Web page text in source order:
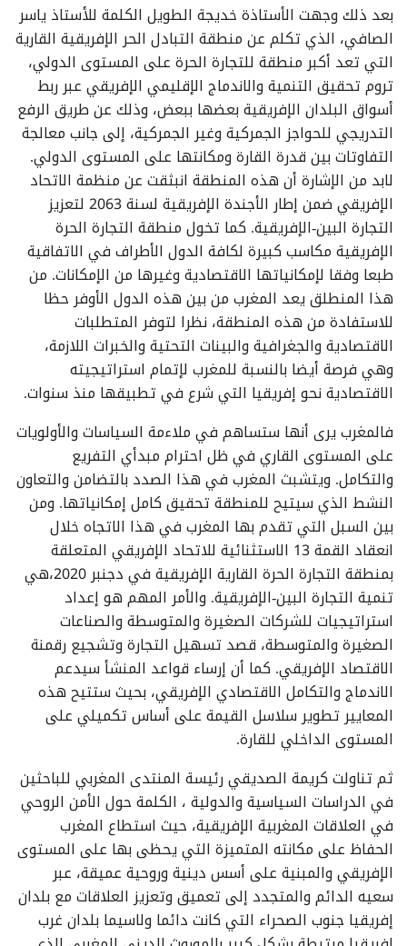
بعد ذلك وجهت الأستاذة خديجة الطويل الكلمة للأستاذ ياسر
الصافي، الذي تكلم عن منطقة التبادل الحر الإفريقية القارية
التي تعد أكبر منطقة للتجارة الحرة على المستوى الدولي،
تروم تحقيق التنمية والاندماج الإقليمي الإفريقي عبر ربط
أسواق البلدان الإفريقية بعضها ببعض، وذلك عن طريق الرفع
التدريجي للحواجز الجمركية وغير الجمركية، إلى جانب معالجة
التفاوتات بين قدرة القارة ومكانتها على المستوى الدولي.
لابد من الإشارة أن هذه المنطقة انبثقت عن منظمة الاتحاد
الإفريقي ضمن إطار الأجندة الإفريقية لسنة 2063 لتعزيز
التجارة البين-الإفريقية. كما تخول منطقة التجارة الحرة
الإفريقية مكاسب كبيرة لكافة الدول الأطراف في الاتفاقية
طبعا وفقا لإمكانياتها الاقتصادية وغيرها من الإمكانات. من
هذا المنطلق يعد المغرب من بين هذه الدول الأوفر حظا
للاستفادة من هذه المنطقة، نظرا لتوفر المتطلبات
الاقتصادية والجغرافية والبينات التحتية والخبرات اللازمة،
وهي فرصة أيضا بالنسبة للمغرب لإتمام استراتيجيته
الاقتصادية نحو إفريقيا التي شرع في تطبيقها منذ سنوات.
فالمغرب يرى أنها ستساهم في ملاءمة السياسات والأولويات
على المستوى القاري في ظل احترام مبدأي التفريع
والتكامل. ويتشبث المغرب في هذا الصدد بالتضامن والتعاون
النشط الذي سيتيح للمنطقة تحقيق كامل إمكانياتها. ومن
بين السبل التي تقدم بها المغرب في هذا الاتجاه خلال
انعقاد القمة 13 الاستثنائية للاتحاد الإفريقي المتعلقة
بمنطقة التجارة الحرة القارية الإفريقية في دجنبر 2020،هي
تنمية التجارة البين-الإفريقية. والأمر المهم هو إعداد
استراتيجيات للشركات الصغيرة والمتوسطة والصناعات
الصغيرة والمتوسطة، قصد تسهيل التجارة وتشجيع رقمنة
الاقتصاد الإفريقي. كما أن إرساء قواعد المنشأ سيدعم
الاندماج والتكامل الاقتصادي الإفريقي، بحيث ستتيح هذه
المعايير تطوير سلاسل القيمة على أساس تكميلي على
المستوى الداخلي للقارة.
ثم تناولت كريمة الصديقي رئيسة المنتدى المغربي للباحثين
في الدراسات السياسية والدولية ، الكلمة حول الأمن الروحي
في العلاقات المغربية الإفريقية، حيث استطاع المغرب
الحفاظ على مكانته المتميزة التي يحظى بها على المستوى
الإفريقي والمبنية على أسس دينية وروحية عميقة، عبر
سعيه الدائم والمتجدد إلى تعميق وتعزيز العلاقات مع بلدان
إفريقيا جنوب الصحراء التي كانت دائما ولاسيما بلدان غرب